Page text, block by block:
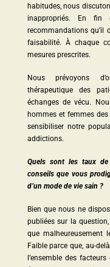
habitudes, nous
inappropriés. En fin
recommandations qu’il
faisabilité. À chaque
mesures prescrites.
Nous prévoyons
thérapeutique des
échanges de vécu.
hommes et femmes
sensibiliser notre
addictions.
Quels sont les taux de
conseils que vous
d’un mode de vie sain ?
Bien que nous ne
publiées sur la
que malheureusement
Faible parce que, au-
l’ensemble des